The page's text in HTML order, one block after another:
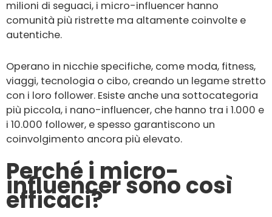
milioni di seguaci, i micro-influencer hanno
comunità più ristrette ma altamente coinvolte e
autentiche.
Operano in nicchie specifiche, come moda, fitness,
viaggi, tecnologia o cibo, creando un legame stretto
con i loro follower. Esiste anche una sottocategoria
più piccola, i nano-influencer, che hanno tra i 1.000 e
i 10.000 follower, e spesso garantiscono un
coinvolgimento ancora più elevato.
Perché i micro-
influencer sono così
efficaci?